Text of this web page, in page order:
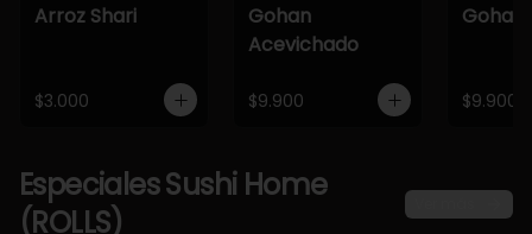
Arroz Shari
$3.000
Gohan
Acevichado
$9.900
Gohan
$9.900
Especiales Sushi Home
(ROLLS)